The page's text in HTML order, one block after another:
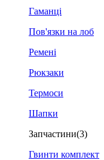
Гаманці
Пов'язки на лоб
Ремені
Рюкзаки
Термоси
Шапки
Запчастини(3)
Гвинти комплект